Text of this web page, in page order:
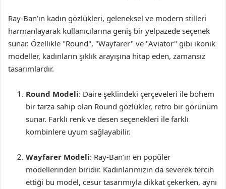
Ray-Ban’ın kadın gözlükleri, geleneksel ve modern stilleri
harmanlayarak kullanıcılarına geniş bir yelpazede seçenek
sunar. Özellikle "Round", "Wayfarer" ve "Aviator" gibi ikonik
modeller, kadınların şıklık arayışına hitap eden, zamansız
tasarımlardır.
Round Modeli: Daire şeklindeki çerçeveleri ile bohem
bir tarza sahip olan Round gözlükler, retro bir görünüm
sunar. Farklı renk ve desen seçenekleri ile farklı
kombinlere uyum sağlayabilir.
Wayfarer Modeli: Ray-Ban’ın en popüler
modellerinden biridir. Kadınlarımızın da severek tercih
ettiği bu model, cesur tasarımıyla dikkat çekerken, aynı